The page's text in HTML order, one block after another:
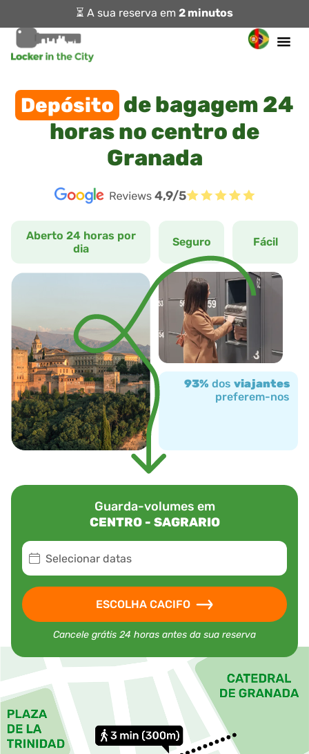
⏳ A sua reserva em 2 minutos
Depósito de bagagem 24
horas no centro de
Granada
4,9/5
93% dos viajantes
preferem-nos
Seguro Fácil
Aberto 24 horas por
dia
Guarda-volumes em
CENTRO - SAGRARIO
Selecionar datas
ESCOLHA CACIFO
Cancele grátis 24 horas antes da sua reserva